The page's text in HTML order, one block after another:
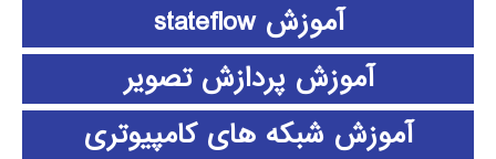
آموزش stateflow
آموزش پردازش تصویر
آموزش شبکه های کامپیوتری